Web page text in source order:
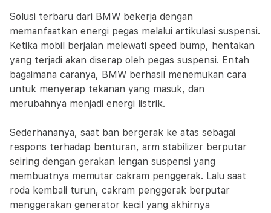
Solusi terbaru dari BMW bekerja dengan
memanfaatkan energi pegas melalui artikulasi suspensi.
Ketika mobil berjalan melewati speed bump, hentakan
yang terjadi akan diserap oleh pegas suspensi. Entah
bagaimana caranya, BMW berhasil menemukan cara
untuk menyerap tekanan yang masuk, dan
merubahnya menjadi energi listrik.
Sederhananya, saat ban bergerak ke atas sebagai
respons terhadap benturan, arm stabilizer berputar
seiring dengan gerakan lengan suspensi yang
membuatnya memutar cakram penggerak. Lalu saat
roda kembali turun, cakram penggerak berputar
menggerakan generator kecil yang akhirnya